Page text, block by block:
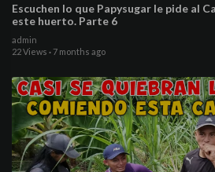
Escuchen lo que Papysugar le pide al Camarón
este huerto. Parte 6
admin
22 Views ·7 months ago